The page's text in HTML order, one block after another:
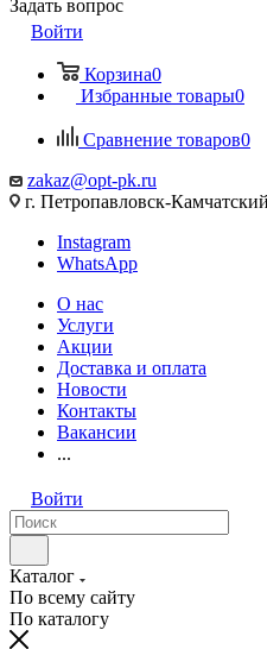
Задать вопрос
Войти
Корзина0
Избранные товары0
Сравнение товаров0
zakaz@opt-pk.ru
г. Петропавловск-
Instagram
WhatsApp
О нас
Услуги
Акции
Доставка и оплата
Новости
Контакты
Вакансии
...
Войти
Каталог
По всему сайту
По каталогу